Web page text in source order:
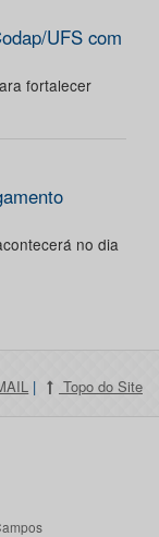
UFS com
fortalecer
no dia
| Topo do Site